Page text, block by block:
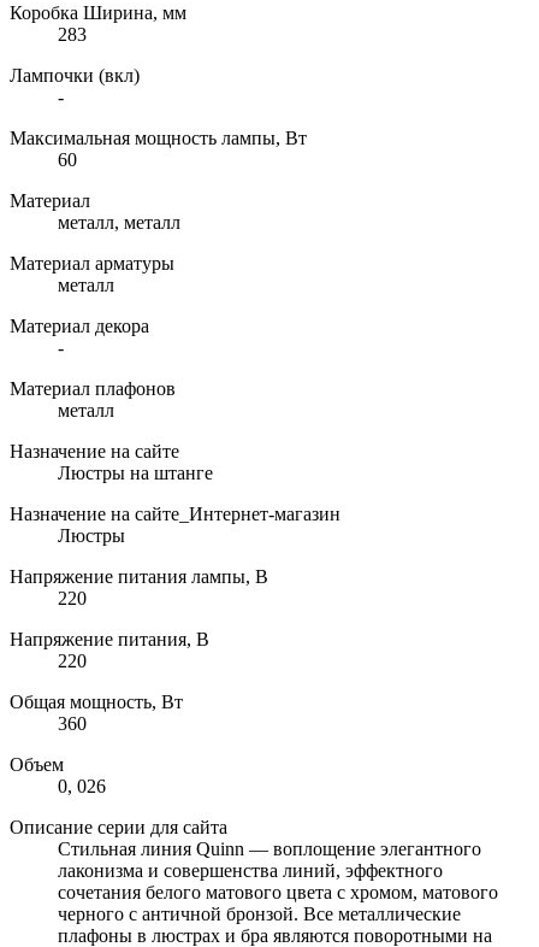
Коробка Ширина, мм
283
Лампочки (вкл)
-
Максимальная мощность лампы, Вт
60
Материал
металл, металл
Материал арматуры
металл
Материал декора
-
Материал плафонов
металл
Назначение на сайте
Люстры на штанге
Назначение на сайте_Интернет-магазин
Люстры
Напряжение питания лампы, В
220
Напряжение питания, В
220
Общая мощность, Вт
360
Объем
0, 026
Описание серии для сайта
Стильная линия Quinn — воплощение элегантного
лаконизма и совершенства линий, эффектного
сочетания белого матового цвета с хромом, матового
черного с античной бронзой. Все металлические
плафоны в люстрах и бра являются поворотными на